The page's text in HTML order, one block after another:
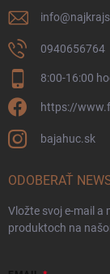
info@
0940656764
8:00-16:00
https://
bajahuc.sk
ODOBERAŤ
Vložte svoj e-mail a
produktoch na